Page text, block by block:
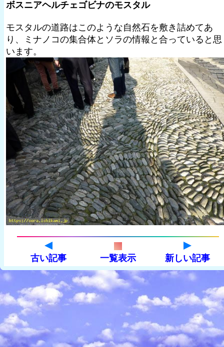
ボスニアヘルチェゴビナのモスタル
モスタルの道路はこのような自然石を敷き詰めてあ
り、ミナノコの集合体とソラの情報と合っていると思
います。
古い記事 一覧表示 新しい記事